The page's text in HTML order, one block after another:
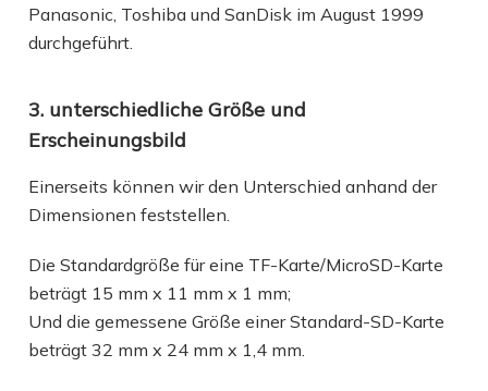
Panasonic, Toshiba und SanDisk im August 1999
durchgeführt.
3. unterschiedliche Größe und
Erscheinungsbild
Einerseits können wir den Unterschied anhand der
Dimensionen feststellen.
Die Standardgröße für eine TF-Karte/MicroSD-Karte
beträgt 15 mm x 11 mm x 1 mm;
Und die gemessene Größe einer Standard-SD-Karte
beträgt 32 mm x 24 mm x 1,4 mm.